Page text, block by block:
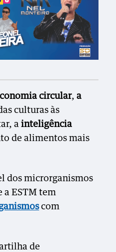
circular, a
culturas às
ainteligência
de alimentos mais
dos microrganismos
a ESTM tem
com
de